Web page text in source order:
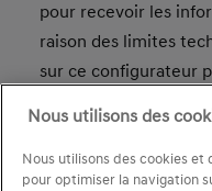
pour recevoir les
raison des limites
sur ce configurateur
droits réservés.
Nous utilisons des
Nous utilisons des cookies
pour optimiser la navigation